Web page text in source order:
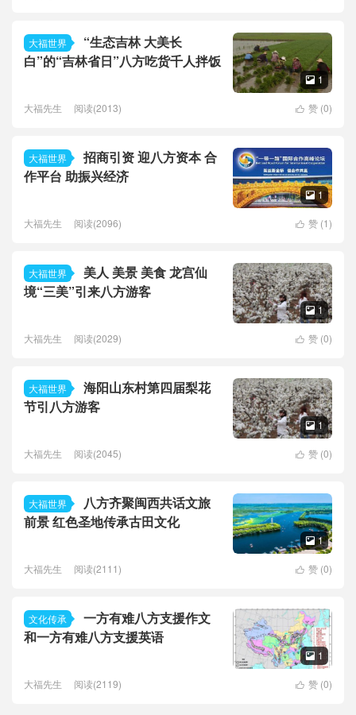
大福世界
“生态吉林 大美长
白”的“吉林省日”八方吃货千人拌饭
 1
 赞 (0)
大福先生 阅读(2013)
大福世界
招商引资 迎八方资本 合
作平台 助振兴经济
 1
 赞 (1)
大福先生 阅读(2096)
大福世界
美人 美景 美食 龙宫仙
境“三美”引来八方游客
 1
 赞 (0)
大福先生 阅读(2029)
大福世界
海阳山东村第四届梨花
节引八方游客
 1
 赞 (0)
大福先生 阅读(2045)
大福世界
八方齐聚闽西共话文旅
前景 红色圣地传承古田文化
 1
 赞 (0)
大福先生 阅读(2111)
文化传承
一方有难八方支援作文
和一方有难八方支援英语
 1
 赞 (0)
大福先生 阅读(2119)